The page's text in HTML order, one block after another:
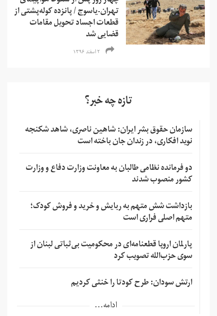
تهران-یاسوج / پانزده کوله‌پشتی از
قطعات اجساد تحویل مقامات
قضایی شد
۲ اسفند ۱۳۹۶
تازه چه خبر؟
سازمان حقوق بشر ایران: شاهین ناصری، شاهد شکنجه
نوید افکاری، در زندان جان باخته است
دو فرمانده نظامی طالبان به معاونت وزارت دفاع و وزارت
کشور منصوب شدند
بازداشت شش متهم به ربایش و خرید و فروش کودک؛
متهم اصلی فراری است
پارلمان اروپا قطعنامه‌ای در محکومیت بی‌ثباتی لبنان از
سوی حزب‌الله تصویب کرد
ارتش سودان: طرح کودتا را خنثی کردیم
ادامه...